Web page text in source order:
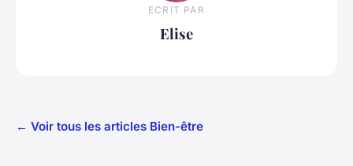
ECRIT PAR
Elise
← Voir tous les articles Bien-être